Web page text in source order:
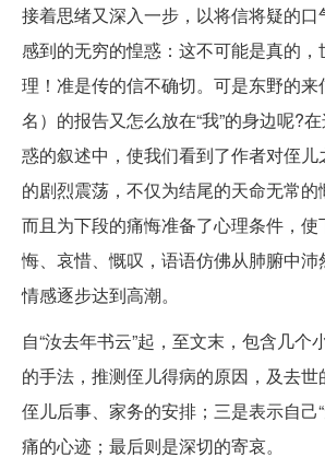
接着思绪又深入一步，以将信将疑的
感到的无穷的惶惑：这不可能是真的
理！准是传的信不确切。可是东野的
名）的报告又怎么放在“我”的身边呢?
惑的叙述中，使我们看到了作者对侄
的剧烈震荡，不仅为结尾的天命无常的
而且为下段的痛悔准备了心理条件，使
悔、哀惜、慨叹，语语仿佛从肺腑中
情感逐步达到高潮。
自“汝去年书云”起，至文末，包含几个
的手法，推测侄儿得病的原因，及去
侄儿后事、家务的安排；三是表示自己
痛的心迹；最后则是深切的寄哀。